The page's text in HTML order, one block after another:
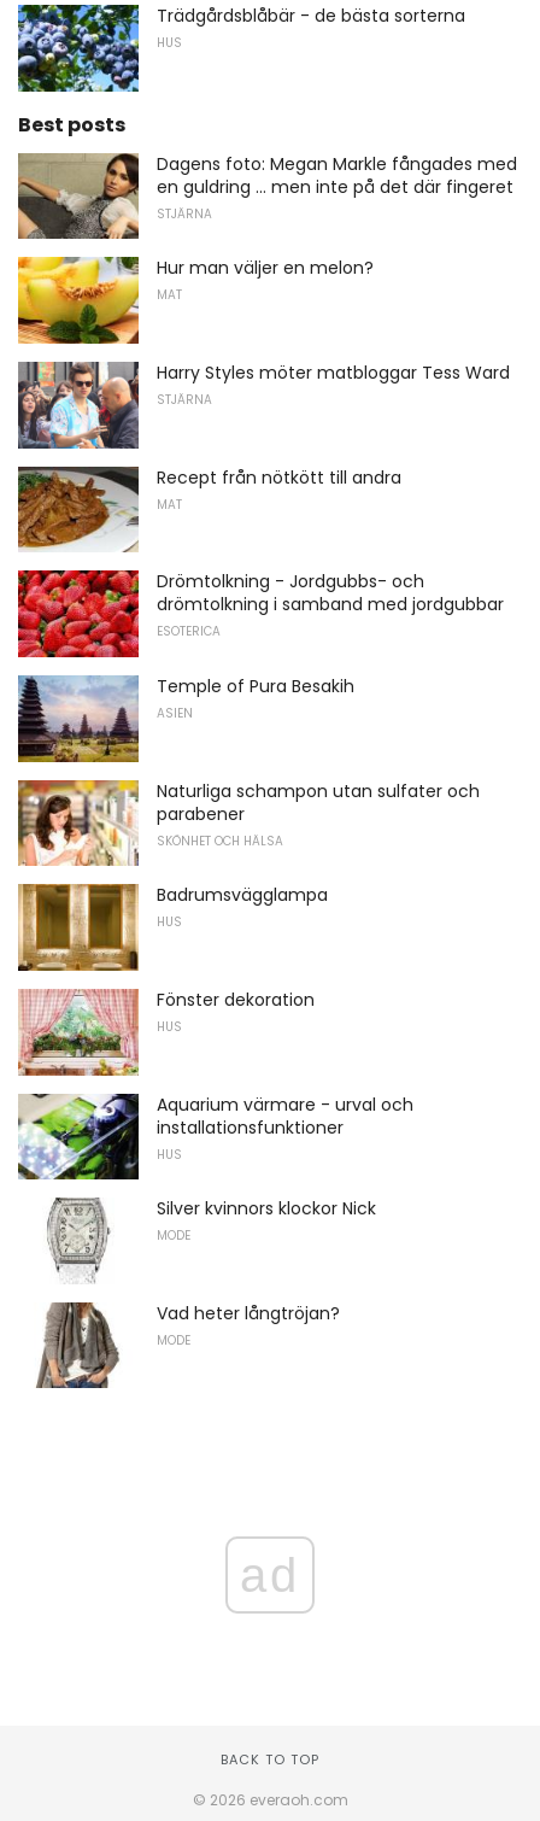
Trädgårdsblåbär - de bästa sorterna
HUS
Best posts
Dagens foto: Megan Markle fångades med
en guldring ... men inte på det där fingeret
STJÄRNA
Hur man väljer en melon?
MAT
Harry Styles möter matbloggar Tess Ward
STJÄRNA
Recept från nötkött till andra
MAT
Drömtolkning - Jordgubbs- och
drömtolkning i samband med jordgubbar
ESOTERICA
Temple of Pura Besakih
ASIEN
Naturliga schampon utan sulfater och
parabener
SKÖNHET OCH HÄLSA
Badrumsvägglampa
HUS
Fönster dekoration
HUS
Aquarium värmare - urval och
installationsfunktioner
HUS
Silver kvinnors klockor Nick
MODE
Vad heter långtröjan?
MODE
ad
BACK TO TOP
© 2026 everaoh.com